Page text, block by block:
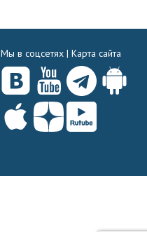
Мы в соцсетях | Карта сайта